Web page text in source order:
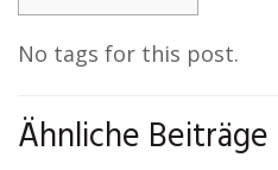
No tags for this post.
Ähnliche Beiträge